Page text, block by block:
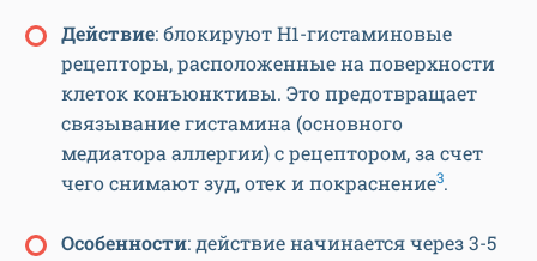
Действие: блокируют Н1-гистаминовые
рецепторы, расположенные на поверхности
клеток конъюнктивы. Это предотвращает
связывание гистамина (основного
медиатора аллергии) с рецептором, за счет
чего снимают зуд, отек и покраснение3.
Особенности: действие начинается через 3-5